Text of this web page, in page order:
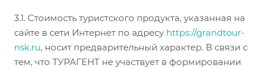
3.1. Стоимость туристского продукта, указанная на
сайте в сети Интернет по адресу https://grandtour-
nsk.ru, носит предварительный характер. В связи с
тем, что ТУРАГЕНТ не участвует в формировании